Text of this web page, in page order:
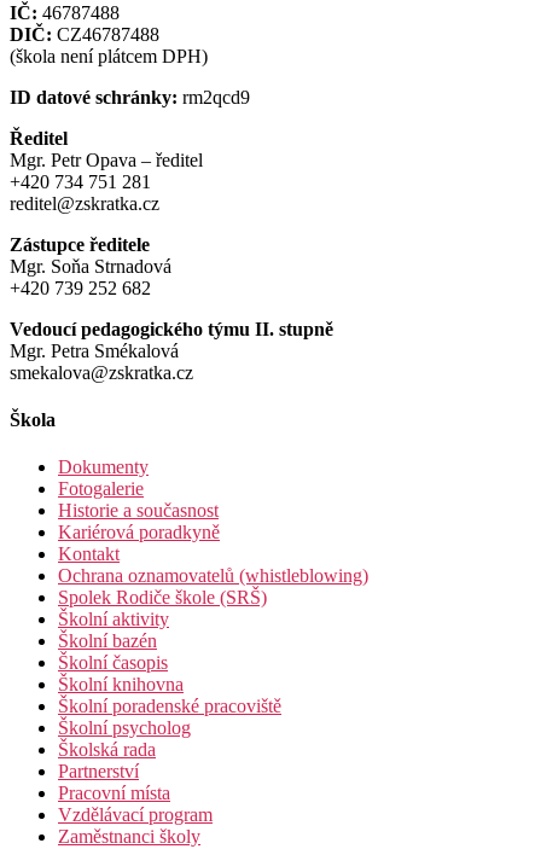
IČ: 46787488
DIČ: CZ46787488
(škola není plátcem DPH)
ID datové schránky: rm2qcd9
Ředitel
Mgr. Petr Opava – ředitel
+420 734 751 281
reditel@zskratka.cz
Zástupce ředitele
Mgr. Soňa Strnadová
+420 739 252 682
Vedoucí pedagogického týmu II. stupně
Mgr. Petra Smékalová
smekalova@zskratka.cz
Škola
Dokumenty
Fotogalerie
Historie a současnost
Kariérová poradkyně
Kontakt
Ochrana oznamovatelů (whistleblowing)
Spolek Rodiče škole (SRŠ)
Školní aktivity
Školní bazén
Školní časopis
Školní knihovna
Školní poradenské pracoviště
Školní psycholog
Školská rada
Partnerství
Pracovní místa
Vzdělávací program
Zaměstnanci školy